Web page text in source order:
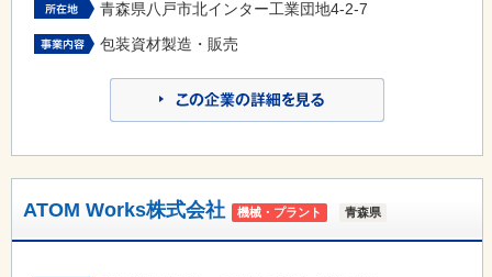
青森県八戸市北インター工業団地4-2-7
包装資材製造・販売
ATOM Works株式会社 機械・プラント 青森県